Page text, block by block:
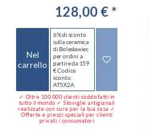
128,00 € *
Nel
carrello
6% di sconto
sulla ceramica
di Bolesławiec
per ordini a
partire da 159
€ Codice
sconto:
AT5X2A
✓ Oltre 100.000 clienti soddisfatti in
tutto il mondo ✓ Stoviglie artigianali
realizzate con cura per la tua casa ✓
Offerte e prezzi speciali per clienti
privati / consumatori